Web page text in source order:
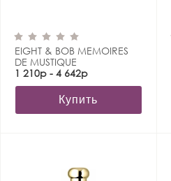
EIGHT & BOB MEMOIRES
DE MUSTIQUE
1 210р - 4 642р
Купить